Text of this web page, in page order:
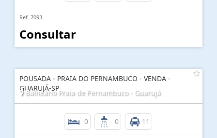
Ref. 7093
Consultar
POUSADA - PRAIA DO PERNAMBUCO - VENDA -
GUARUJÁ-SP
Balneário Praia de Pernambuco - Guarujá
0 0 11